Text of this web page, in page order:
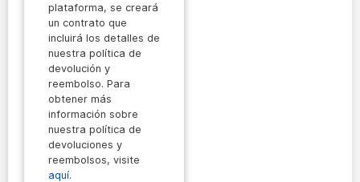
plataforma, se creará
un contrato que
incluirá los detalles de
nuestra política de
devolución y
reembolso. Para
obtener más
información sobre
nuestra política de
devoluciones y
reembolsos, visite
aquí.